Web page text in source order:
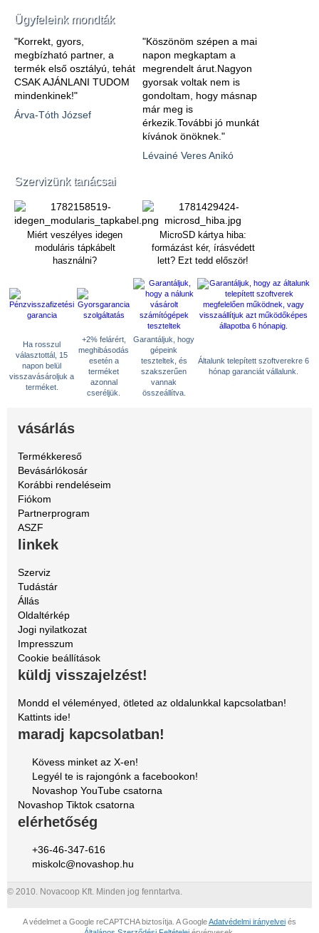
Ügyfeleink mondták
"Korrekt, gyors,
megbízható partner, a
termék első osztályú, tehát
CSAK AJÁNLANI TUDOM
mindenkinek!"
Árva-Tóth József
"Köszönöm szépen a mai
napon megkaptam a
megrendelt árut.Nagyon
gyorsak voltak nem is
gondoltam, hogy másnap
már meg is
érkezik.További jó munkát
kívánok önöknek."
Lévainé Veres Anikó
Szervizünk tanácsai
Miért veszélyes idegen
moduláris tápkábelt
használni?
MicroSD kártya hiba:
formázást kér, írásvédett
lett? Ezt tedd először!
Ha rosszul
választottál, 15
napon belül
visszavásároljuk a
terméket.
+2% felárért,
meghibásodás
esetén a
terméket
azonnal
cseréljük.
Garantáljuk, hogy
gépeink
teszteltek, és
szakszerűen
vannak
összeállítva.
Általunk telepített szoftverekre 6
hónap garanciát vállalunk.
vásárlás
Termékkereső
Bevásárlókosár
Korábbi rendeléseim
Fiókom
Partnerprogram
ASZF
linkek
Szerviz
Tudástár
Állás
Oldaltérkép
Jogi nyilatkozat
Impresszum
Cookie beállítások
küldj visszajelzést!
Mondd el véleményed, ötleted az oldalunkkal kapcsolatban!
Kattints ide!
maradj kapcsolatban!
Kövess minket az X-en!
Legyél te is rajongónk a facebookon!
Novashop YouTube csatorna
Novashop Tiktok csatorna
elérhetőség
+36-46-347-616
miskolc@novashop.hu
© 2010. Novacoop Kft. Minden jog fenntartva.
A védelmet a Google reCAPTCHA biztosítja. A GoogleAdatvédelmi irányelvei és